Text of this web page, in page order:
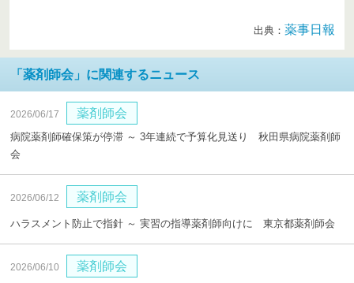
出典： 薬事日報
「薬剤師会」に関連するニュース
2026/06/17 薬剤師会
病院薬剤師確保策が停滞 ～ 3年連続で予算化見送り 秋田県病院薬剤師
会
2026/06/12 薬剤師会
ハラスメント防止で指針 ～ 実習の指導薬剤師向けに 東京都薬剤師会
2026/06/10 薬剤師会